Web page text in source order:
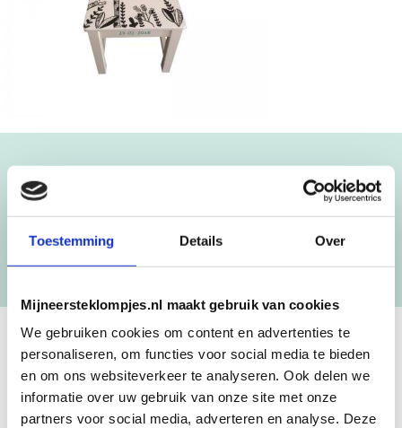
Toestemming Details Over
Mijneersteklompjes.nl maakt gebruik van cookies
We gebruiken cookies om content en advertenties te
personaliseren, om functies voor social media te bieden
en om ons websiteverkeer te analyseren. Ook delen we
informatie over uw gebruik van onze site met onze
partners voor social media, adverteren en analyse. Deze
Blijf op de hoogte!
NIEUWSBRIEF
[mc4wp_form id=”3182″]
GEBOORTEKLOMPJES EN
KRAAMCADEAU MET NAAM